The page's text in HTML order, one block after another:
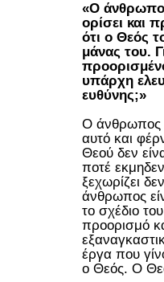
«Ο
ορίσει και
ότι ο Θεός
μάνας του.
υπάρχη
ευθύνης;»
Ο άνθρωπος
αυτό και
Θεού δεν
ποτέ
ξεχωρίζει
άνθρωπος
το σχέδιο
προορισμό
έργα που
ο Θεός. Ο